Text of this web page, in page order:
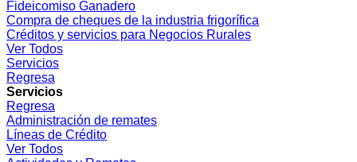
Fideicomiso Ganadero
Compra de cheques de la industria frigorífica
Créditos y servicios para Negocios Rurales
Ver Todos
Servicios
Regresa
Servicios
Regresa
Administración de remates
Líneas de Crédito
Ver Todos